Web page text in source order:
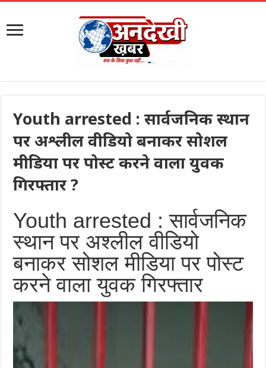
Youth arrested : सार्वजनिक स्थान
पर अश्लील वीडियो बनाकर सोशल
मीडिया पर पोस्ट करने वाला युवक
गिरफ्तार ?
Youth arrested : सार्वजनिक
स्थान पर अश्लील वीडियो
बनाकर सोशल मीडिया पर पोस्ट
करने वाला युवक गिरफ्तार